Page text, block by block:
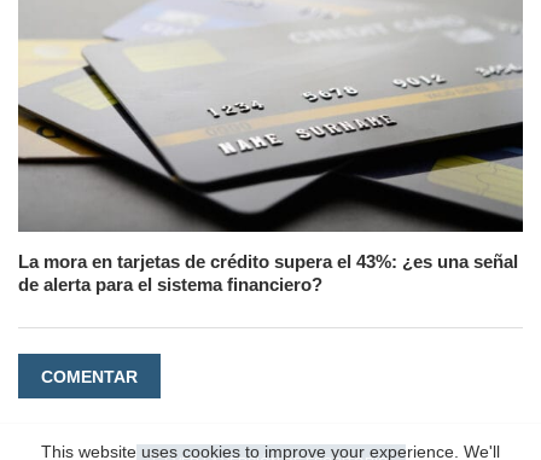
La mora en tarjetas de crédito supera el 43%: ¿es una señal
de alerta para el sistema financiero?
COMENTAR
This website uses cookies to improve your experience. We'll